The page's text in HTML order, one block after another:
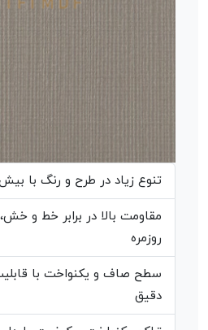
تنوع زیاد در طرح و رنگ با بیش از 60 انتخاب
مقاومت بالا در برابر خط و
روزمره
سطح صاف و یکنواخت با
دقیق